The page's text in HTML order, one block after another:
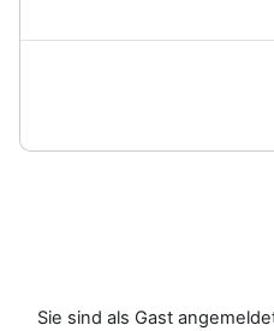
Sie sind als Gast